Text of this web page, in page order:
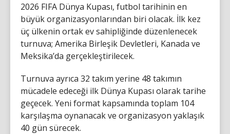
2026 FIFA Dünya Kupası, futbol tarihinin en
büyük organizasyonlarından biri olacak. İlk kez
üç ülkenin ortak ev sahipliğinde düzenlenecek
turnuva; Amerika Birleşik Devletleri, Kanada ve
Meksika’da gerçekleştirilecek.
Turnuva ayrıca 32 takım yerine 48 takımın
mücadele edeceği ilk Dünya Kupası olarak tarihe
geçecek. Yeni format kapsamında toplam 104
karşılaşma oynanacak ve organizasyon yaklaşık
40 gün sürecek.